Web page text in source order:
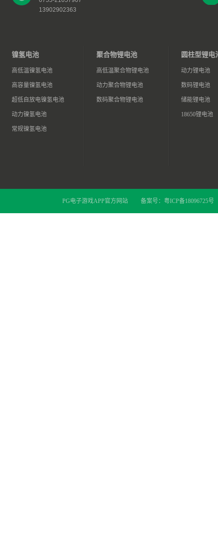
13902902363
镍氢电池
高低温镍氢电池
高容量镍氢电池
超低自放电镍氢电池
动力镍氢电池
常规镍氢电池
聚合物锂电池
高低温聚合物锂电池
动力聚合物锂电池
数码聚合物锂电池
圆柱型锂电
动力锂电池
数码锂电池
储能锂电池
18650锂电池
PG电子游戏APP官方网站 备案号： 粤ICP备18096725号